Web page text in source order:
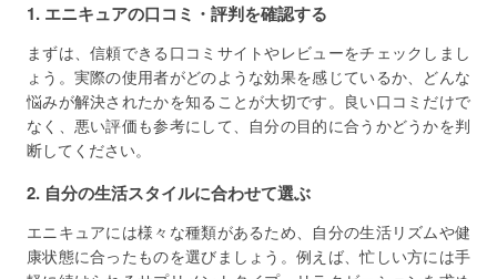
1. エニキュアの口コミ・評判を確認する
まずは、信頼できる口コミサイトやレビューをチェックしまし
ょう。実際の使用者がどのような効果を感じているか、どんな
悩みが解決されたかを知ることが大切です。良い口コミだけで
なく、悪い評価も参考にして、自分の目的に合うかどうかを判
断してください。
2. 自分の生活スタイルに合わせて選ぶ
エニキュアには様々な種類があるため、自分の生活リズムや健
康状態に合ったものを選びましょう。例えば、忙しい方には手